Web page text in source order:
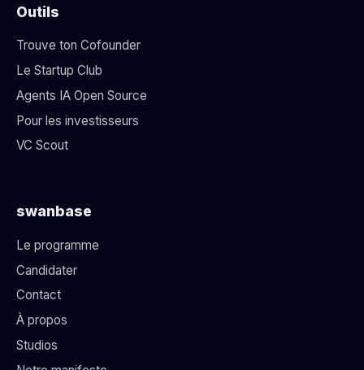
Outils
Trouve ton Cofounder
Le Startup Club
Agents IA Open Source
Pour les investisseurs
VC Scout
swanbase
Le programme
Candidater
Contact
À propos
Studios